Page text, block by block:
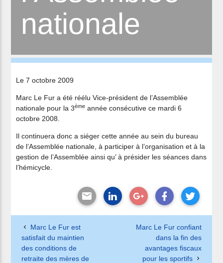
nationale
Le 7 octobre 2009
Marc Le Fur a été réélu Vice-président de l’Assemblée
nationale pour la 3ème année consécutive ce mardi 6
octobre 2008.
Il continuera donc a siéger cette année au sein du bureau
de l’Assemblée nationale, à participer à l’organisation et à la
gestion de l’Assemblée ainsi qu’ à présider les séances dans
l’hémicycle.
Marc Le Fur est
satisfait du maintien
des conditions de
retraite des mères de
Marc Le Fur confiant
dans la fin des
avantages fiscaux
pour les sportifs